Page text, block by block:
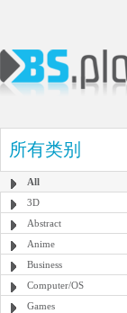
所有类别
All
3D
Abstract
Anime
Business
Computer/OS
Games